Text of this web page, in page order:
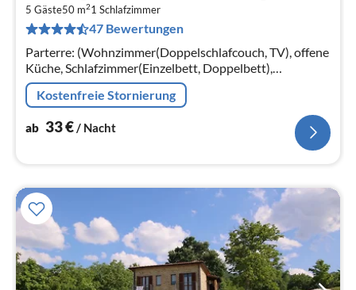
5 Gäste50 m21 Schlafzimmer
47 Bewertungen
Parterre: (Wohnzimmer(Doppelschlafcouch, TV), offene
Küche, Schlafzimmer(Einzelbett, Doppelbett),
Badezimmer(Dusche, Waschbecken, Toilette, Bidet))
Kostenfreie Stornierung
ab 33€ / Nacht